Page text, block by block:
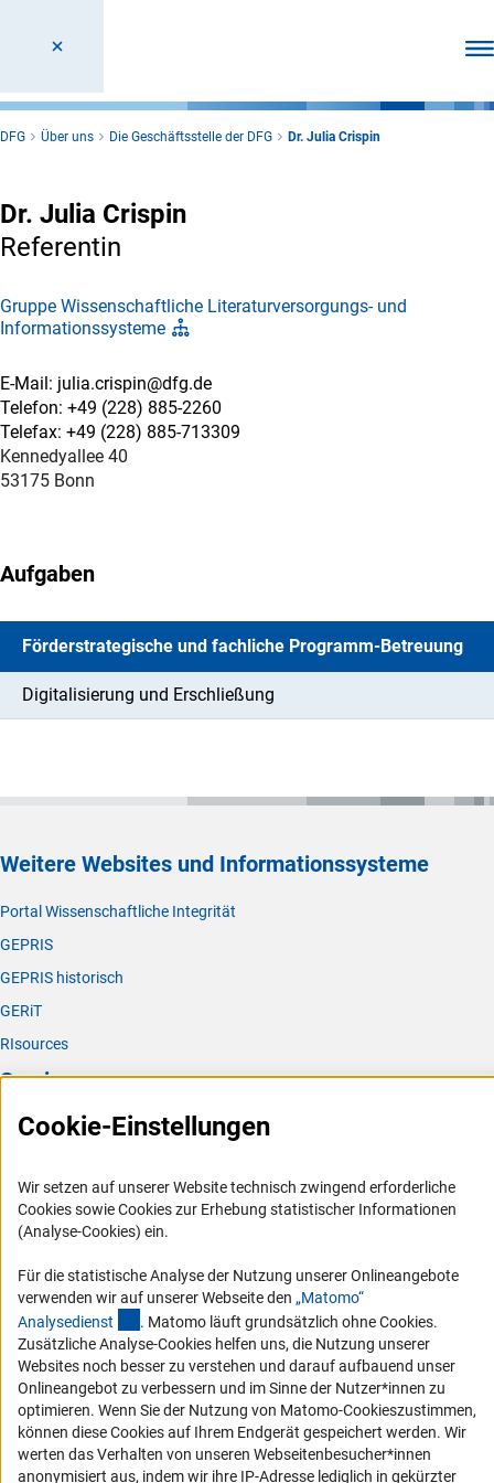
DFG Über uns Die Geschäftsstelle der DFG Dr. Julia Crispin
Dr. Julia Crispin
Referentin
Gruppe Wissenschaftliche Literaturversorgungs- und
Informationssysteme
E-Mail: julia.crispin@dfg.de
Telefon: +49 (228) 885-2260
Telefax: +49 (228) 885-713309
Kennedyallee 40
53175 Bonn
Aufgaben
Förderstrategische und fachliche Programm-Betreuung
Digitalisierung und Erschließung
Weitere Websites und Informationssysteme
Portal Wissenschaftliche Integrität
GEPRIS
GEPRIS historisch
GERiT
RIsources
Service
Presse
Karriere
Logo und Corporate Design
Compliance
Vergabeverfahren
Barrierefreiheit
Service und Informationen für Menschen mit Behinderungen
Erklärung zur Barrierefreiheit
Barriere melden
Cookie-Einstellungen
Wir setzen auf unserer Website technisch zwingend erforderliche
Cookies sowie Cookies zur Erhebung statistischer Informationen
(Analyse-Cookies) ein.
Für die statistische Analyse der Nutzung unserer Onlineangebote
verwenden wir auf unserer Webseite den „Matomo“
Analysedienst (externer Link)
. Matomo läuft grundsätzlich ohne Cookies.
Zusätzliche Analyse-Cookies helfen uns, die Nutzung unserer
Websites noch besser zu verstehen und darauf aufbauend unser
Onlineangebot zu verbessern und im Sinne der Nutzer*innen zu
optimieren. Wenn Sie der Nutzung von Matomo-Cookieszustimmen,
können diese Cookies auf Ihrem Endgerät gespeichert werden. Wir
werten das Verhalten von unseren Webseitenbesucher*innen
anonymisiert aus, indem wir ihre IP-Adresse lediglich in gekürzter